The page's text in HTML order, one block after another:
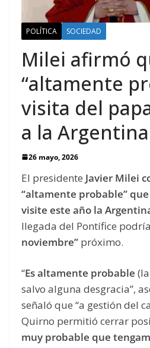
POLÍTICA SOCIEDAD
Milei afirmó
“altamente
visita del
a la Argentina
26 mayo, 2026
El presidente Javier Milei
“altamente probable”
visite este año la
llegada del Pontífice
noviembre” próximo.
“Es altamente probable
salvo alguna desgracia”,
señaló que “a gestión del
Quirno permitió cerrar
muy probable que